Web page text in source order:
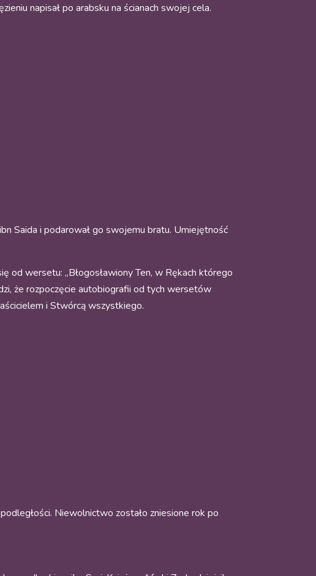
napisał po arabsku na ścianach swojej cela.
Saida i podarował go swojemu bratu. Umiejętność
od wersetu: „Błogosławiony Ten, w Rękach którego
że rozpoczęcie autobiografii od tych wersetów
i Stwórcą wszystkiego.
Niewolnictwo zostało zniesione rok po